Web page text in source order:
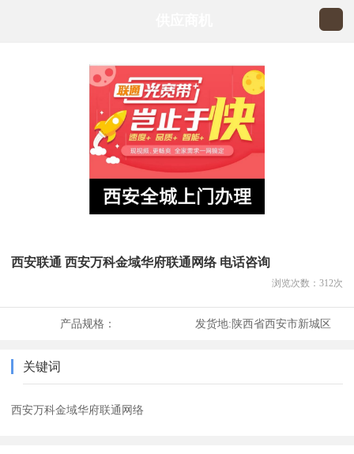
西安联通 西安万科金域华府联通网络 电话咨询
浏览次数： 312次
产品规格： 发货地:陕西省西安市新城区
关键词
西安万科金域华府联通网络